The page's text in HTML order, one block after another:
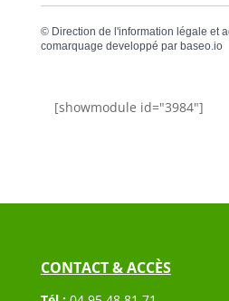
© Direction de l'information légale et
comarquage developpé par baseo.io
[showmodule id="3984"]
CONTACT & ACCÈS